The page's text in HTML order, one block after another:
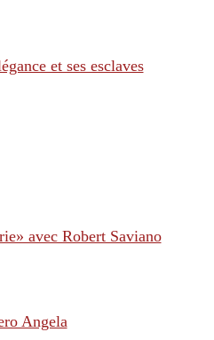
et ses esclaves
avec Robert Saviano
Angela